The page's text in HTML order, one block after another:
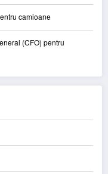
camioane
(CFO) pentru